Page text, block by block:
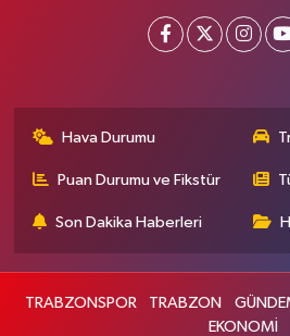
Hava Durumu
Puan Durumu ve Fikstür
Son Dakika Haberleri
TRABZONSPOR TRABZON
EKONOMİ